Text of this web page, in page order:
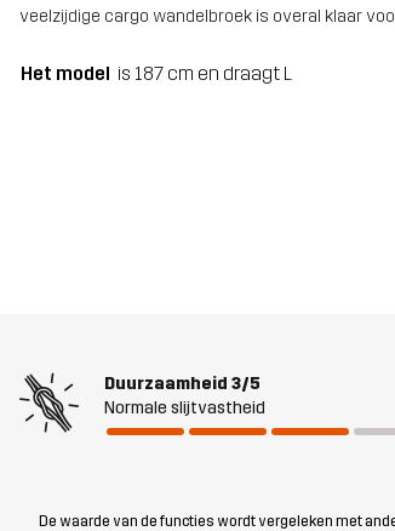
veelzijdige cargo wandelbroek is overal klaar
Het model is 187 cm en draagt L
Duurzaamheid 3/5
Normale slijtvastheid
De waarde van de functies wordt vergeleken met